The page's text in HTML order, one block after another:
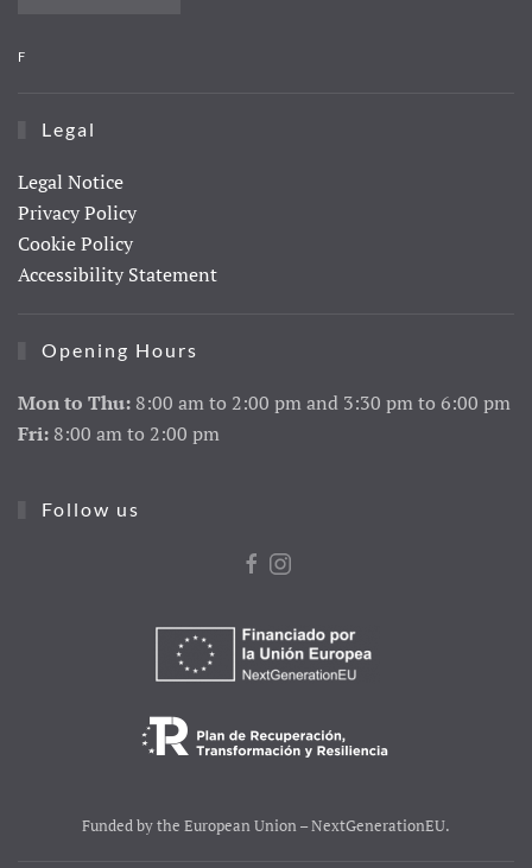
F
Legal
Legal Notice
Privacy Policy
Cookie Policy
Accessibility Statement
Opening Hours
Mon to Thu: 8:00 am to 2:00 pm and 3:30 pm to 6:00 pm
Fri: 8:00 am to 2:00 pm
Follow us
Funded by the European Union – NextGenerationEU.